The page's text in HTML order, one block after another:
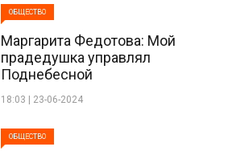
ОБЩЕСТВО
Маргарита Федотова: Мой
прадедушка управлял
Поднебесной
18:03 | 23-06-2024
ОБЩЕСТВО